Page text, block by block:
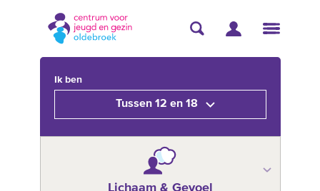
Ik ben
Tussen 12 en 18
Lichaam & Gevoel